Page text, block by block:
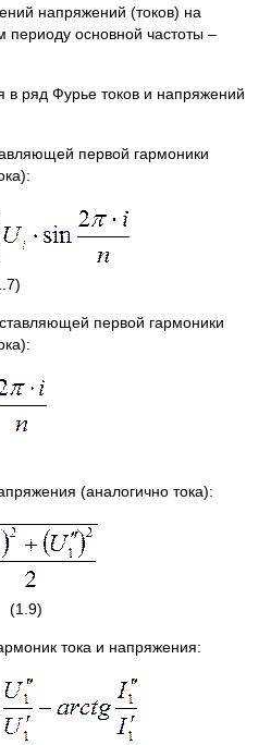
напряжений (токов) на
периоду основной частоты –
ряд Фурье токов и напряжений
первой гармоники
первой гармоники
(аналогично тока):
тока и напряжения: